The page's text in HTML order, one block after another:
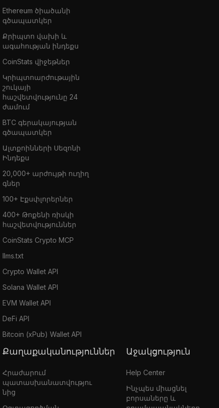
Ethereum ծիածանի
գծապատկեր
Քրիպտո վախի և
ագահության ինդեքս
CoinStats վիջեթներ
Կրիպտոարժութային
շուկայի
հաշվետվությունը 24
ժամում
BTC գերակայության
գծապատկեր
Ալտքոինների Սեզոնի
Ինդեքս
20,000+ արժույթի ուղիղ
գներ
100+ Էքսփլորերներ
400+ Թոքենի ռիսկի
հաշվետվություններ
CoinStats Crypto MCP
llms.txt
Crypto Wallet API
Solana Wallet API
EVM Wallet API
DeFi API
Bitcoin (xPub) Wallet API
Քաղաքականություններ
Հրաժարում
պատասխանատվությու
նից
Աջակցություն
Help Center
Ինչպես միացնել
բորսաները և